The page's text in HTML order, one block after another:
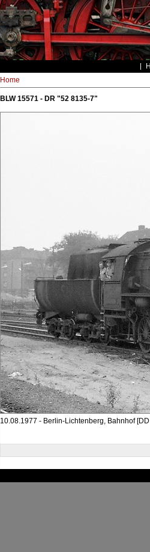
Home
BLW 15571 - DR "52 8135-7"
10.08.1977 - Berlin-Lichtenberg, Bahnhof